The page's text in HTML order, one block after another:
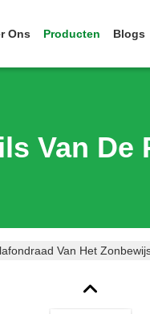
Ons Producten Blogs
Van De
Van Het